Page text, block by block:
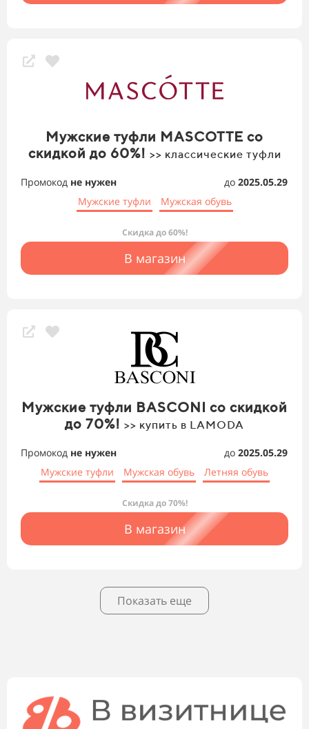
Мужские туфли MASCOTTE со
скидкой до 60%! >> классические туфли
Промокод не нужен до 2025.05.29
Мужские туфли
Мужская обувь
Скидка до 60%!
В магазин
Мужские туфли BASCONI со скидкой
до 70%! >> купить в LAMODA
Промокод не нужен до 2025.05.29
Мужские туфли
Мужская обувь Летняя обувь
Скидка до 70%!
В магазин
Показать еще